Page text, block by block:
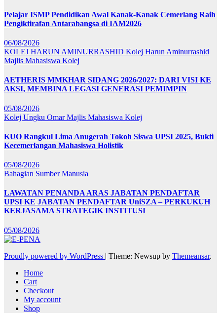
Pelajar ISMP Pendidikan Awal Kanak-Kanak Cemerlang Raih
Pengiktirafan Antarabangsa di IAM2026
06/08/2026
KOLEJ HARUN AMINURRASHID Kolej Harun Aminurrashid
Majlis Mahasiswa Kolej
AETHERIS MMKHAR SIDANG 2026/2027: DARI VISI KE
AKSI, MEMBINA LEGASI GENERASI PEMIMPIN
05/08/2026
Kolej Ungku OmarMajlis Mahasiswa Kolej
KUO Rangkul Lima Anugerah Tokoh Siswa UPSI 2025, Bukti
Kecemerlangan Mahasiswa Holistik
05/08/2026
Bahagian Sumber Manusia
LAWATAN PENANDA ARAS JABATAN PENDAFTAR
UPSI KE JABATAN PENDAFTAR UniSZA – PERKUKUH
KERJASAMA STRATEGIK INSTITUSI
05/08/2026
Proudly powered by WordPress | Theme: Newsup by Themeansar.
Home
Cart
Checkout
My account
Shop